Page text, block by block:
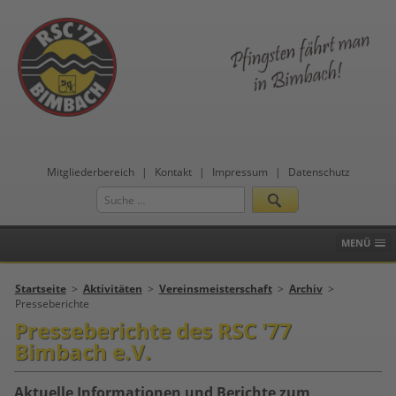
Mitgliederbereich | Kontakt | Impressum |
Datenschutz
Type
or
results.
Suchen
MENÜ
Startseite > Aktivitäten > Vereinsmeisterschaft > Archiv >
Presseberichte
Presseberichte des RSC '77
Bimbach e.V.
Sie bei:
Huder